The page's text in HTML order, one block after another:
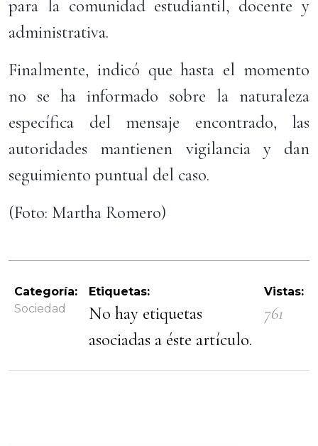
para la comunidad estudiantil, docente y
administrativa.
Finalmente, indicó que hasta el momento
no se ha informado sobre la naturaleza
específica del mensaje encontrado, las
autoridades mantienen vigilancia y dan
seguimiento puntual del caso.
(Foto: Martha Romero)
Categoría:
Sociedad
Etiquetas:
No hay etiquetas
asociadas a éste artículo.
Vistas:
761